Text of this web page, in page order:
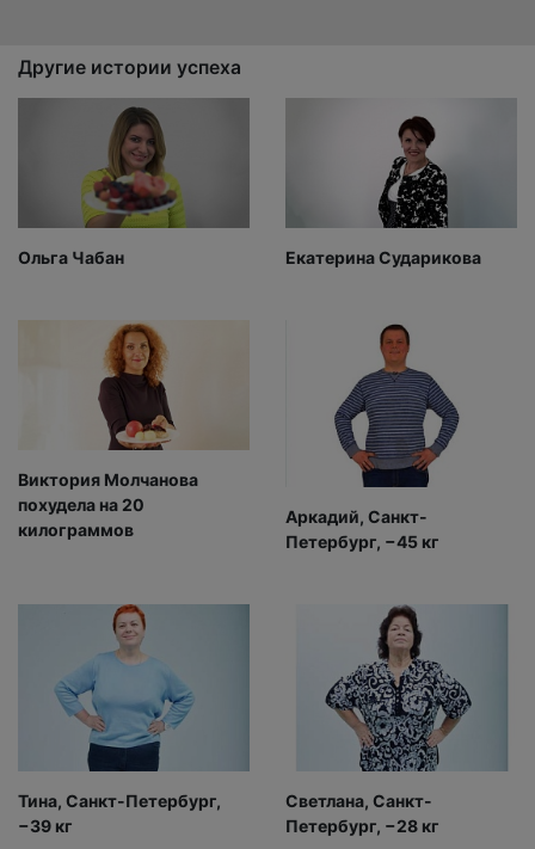
Другие истории успеха
Ольга Чабан Екатерина Сударикова
Виктория Молчанова
похудела на 20
килограммов
Аркадий, Санкт-
Петербург, −45 кг
Тина, Санкт-Петербург,
−39 кг
Светлана, Санкт-
Петербург, −28 кг